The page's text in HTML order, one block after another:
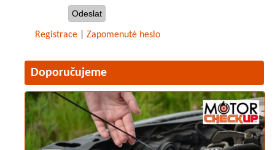
Registrace Zapomenuté heslo
Doporučujeme